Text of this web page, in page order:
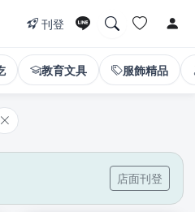
刊登
教育文具 服飾精品
店面刊登